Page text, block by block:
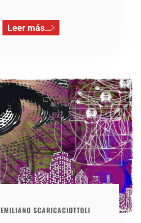
Leer más…
EMILIANO SCARICACIOTTOLI